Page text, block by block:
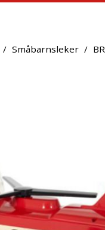
/ Småbarnsleker /